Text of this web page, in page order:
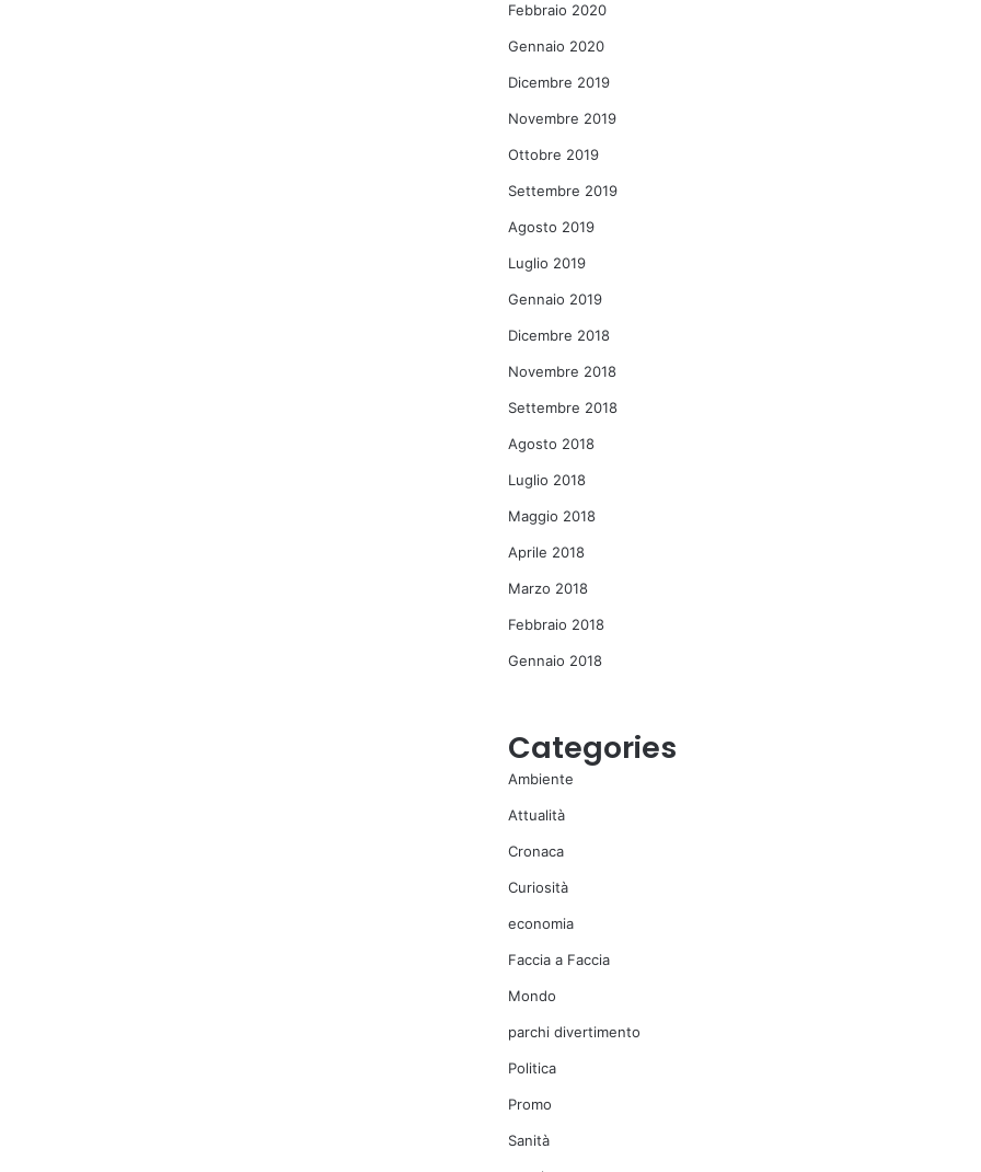
Febbraio 2020
Gennaio 2020
Dicembre 2019
Novembre 2019
Ottobre 2019
Settembre 2019
Agosto 2019
Luglio 2019
Gennaio 2019
Dicembre 2018
Novembre 2018
Settembre 2018
Agosto 2018
Luglio 2018
Maggio 2018
Aprile 2018
Marzo 2018
Febbraio 2018
Gennaio 2018
Categories
Ambiente
Attualità
Cronaca
Curiosità
economia
Faccia a Faccia
Mondo
parchi divertimento
Politica
Promo
Sanità